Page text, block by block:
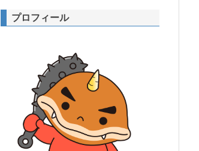
プロフィール